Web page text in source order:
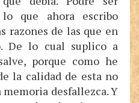
que ahora escribo
razones de las que en
De lo cual suplico a
porque como he
la calidad de esta no
desfallezca. Y